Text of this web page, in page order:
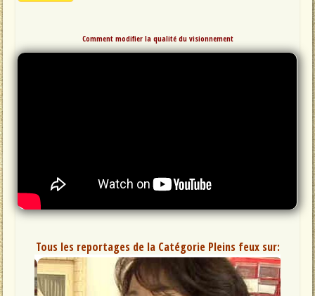
Comment modifier la qualité du visionnement
Tous les reportages de la Catégorie Pleins feux sur: